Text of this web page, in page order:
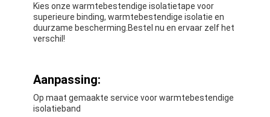
Kies onze warmtebestendige isolatietape voor
superieure binding, warmtebestendige isolatie en
duurzame bescherming.Bestel nu en ervaar zelf het
verschil!
Aanpassing:
Op maat gemaakte service voor warmtebestendige
isolatieband